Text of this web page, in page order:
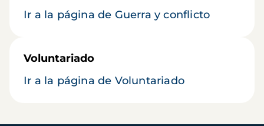
Ir a la página de Guerra y conflicto
Voluntariado
Ir a la página de Voluntariado